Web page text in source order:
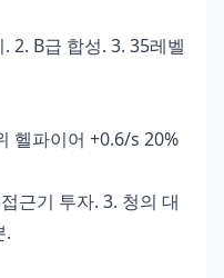
2. B급 합성. 3. 35레벨
헬파이어 +0.6/s 20%
근기 투자. 3. 청의 대
.